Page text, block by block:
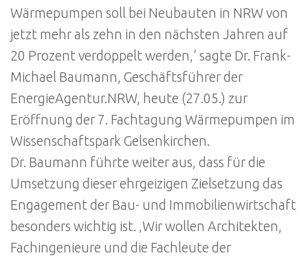
Wärmepumpen soll bei Neubauten in NRW von
jetzt mehr als zehn in den nächsten Jahren auf
20 Prozent verdoppelt werden,‘ sagte Dr. Frank-
Michael Baumann, Geschäftsführer der
EnergieAgentur.NRW, heute (27.05.) zur
Eröffnung der 7. Fachtagung Wärmepumpen im
Wissenschaftspark Gelsenkirchen.
Dr. Baumann führte weiter aus, dass für die
Umsetzung dieser ehrgeizigen Zielsetzung das
Engagement der Bau- und Immobilienwirtschaft
besonders wichtig ist. ‚Wir wollen Architekten,
Fachingenieure und die Fachleute der